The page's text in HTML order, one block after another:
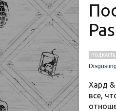
ПОДКАСТЫ
Хард
все,